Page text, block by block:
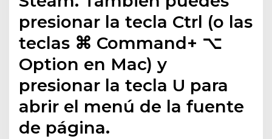
presionar la tecla Ctrl (o las
teclas ⌘ Command+ ⌥
Option en Mac) y
presionar la tecla U para
abrir el menú de la fuente
de página.